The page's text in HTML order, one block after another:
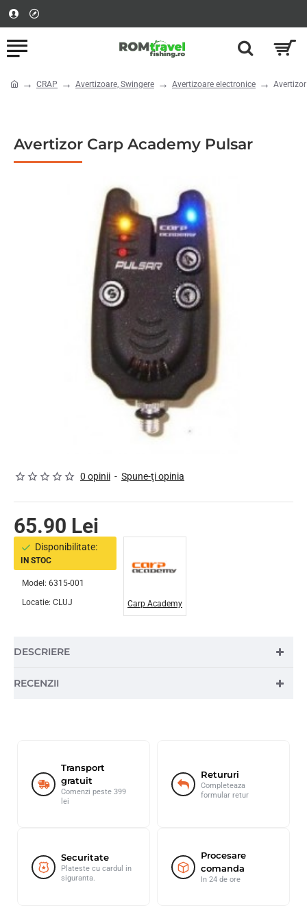
Avertizor Carp Academy Pulsar
CRAP Avertizoare, Swingere Avertizoare electronice
0 opinii - Spune-ţi opinia
65.90 Lei
Disponibilitate:
IN STOC
Model: 6315-001
Locatie: CLUJ Carp Academy
DESCRIERE
RECENZII
Transport
gratuit
Comenzi peste 399
lei
Retururi
Completeaza
formular retur
Securitate
Plateste cu cardul in
siguranta.
Procesare
comanda
In 24 de ore